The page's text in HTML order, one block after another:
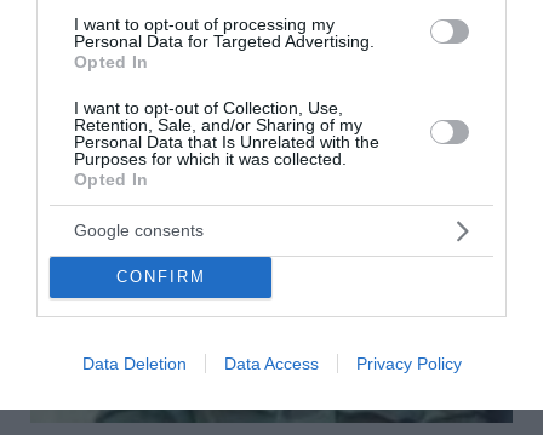
I want to opt-out of processing my
Personal Data for Targeted Advertising.
Opted In
I want to opt-out of Collection, Use,
Retention, Sale, and/or Sharing of my
Personal Data that Is Unrelated with the
Purposes for which it was collected.
Opted In
Google consents
CONFIRM
Data Deletion Data Access Privacy Policy
08 Αυγούστου 2026